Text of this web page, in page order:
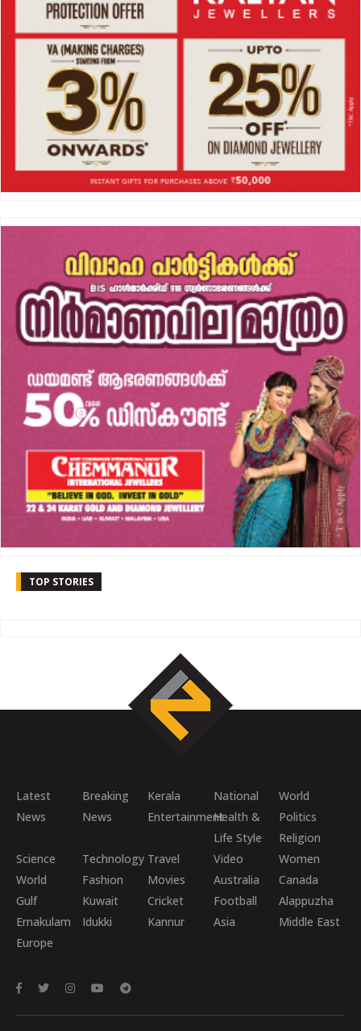
TOP STORIES
Latest
News
Breaking
News
Kerala National
World
EntertainmentHealth &
Life Style
Politics
Religion
Science
World
Technology Travel Video
Women
Fashion
Movies Australia
Canada
Gulf
Kuwait Cricket Football
Alappuzha
Ernakulam
Idukki Kannur Asia
Middle East
Europe